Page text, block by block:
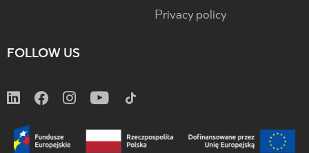
Privacy policy
FOLLOW US